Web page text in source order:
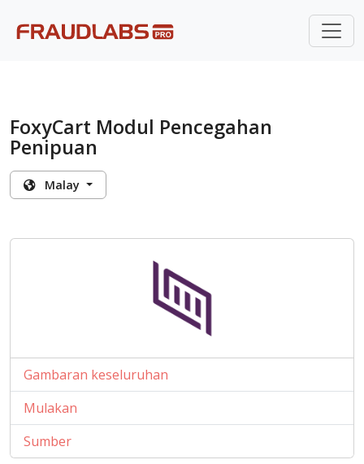
FoxyCart Modul Pencegahan
Penipuan
Malay
Gambaran keseluruhan
Mulakan
Sumber